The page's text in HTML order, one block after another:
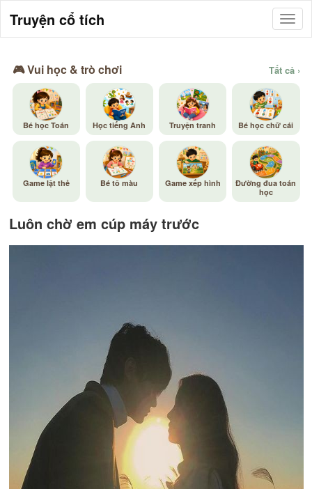
Truyện cổ tích
🎮 Vui học & trò chơi Tất cả ›
Bé học Toán Học tiếng Anh Truyện tranh Bé học chữ cái
Game lật thẻ Bé tô màu Game xếp hình
Đường đua toán
học
Luôn chờ em cúp máy trước